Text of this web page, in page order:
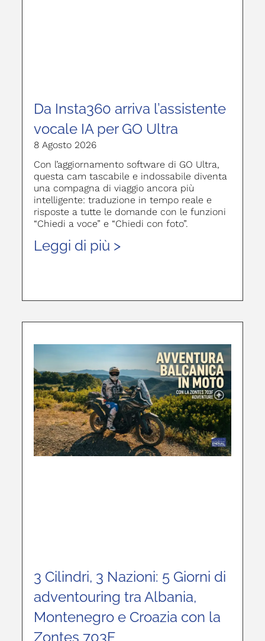
Da Insta360 arriva l’assistente
vocale IA per GO Ultra
8 Agosto 2026
Con l’aggiornamento software di GO Ultra,
questa cam tascabile e indossabile diventa
una compagna di viaggio ancora più
intelligente: traduzione in tempo reale e
risposte a tutte le domande con le funzioni
“Chiedi a voce” e “Chiedi con foto”.
Leggi di più >
3 Cilindri, 3 Nazioni: 5 Giorni di
adventouring tra Albania,
Montenegro e Croazia con la
Zontes 703F